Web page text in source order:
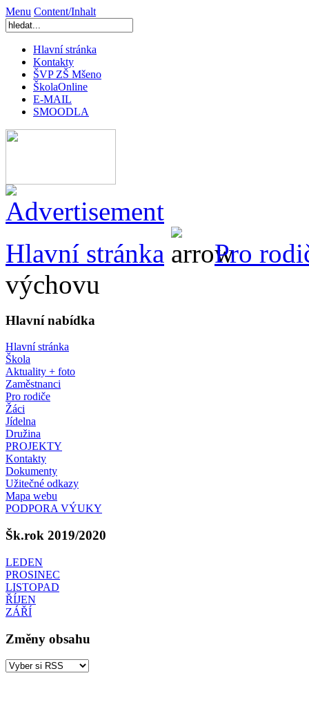
Menu Content/Inhalt
Hlavní stránka
Kontakty
ŠVP ZŠ Mšeno
ŠkolaOnline
E-MAIL
SMOODLA
Hlavní stránka
Pro
výchovu
Hlavní nabídka
Hlavní stránka
Škola
Aktuality + foto
Zaměstnanci
Pro rodiče
Žáci
Jídelna
Družina
PROJEKTY
Kontakty
Dokumenty
Užitečné odkazy
Mapa webu
PODPORA VÝUKY
Šk.rok 2019/2020
LEDEN
PROSINEC
LISTOPAD
ŘÍJEN
ZÁŘÍ
Změny obsahu